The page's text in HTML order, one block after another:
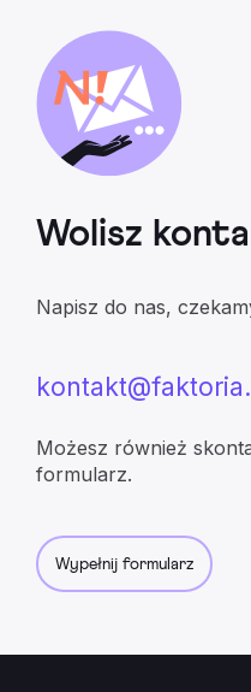
Wolisz
Napisz do nas,
Możesz również
formularz.
Wypełnij formularz